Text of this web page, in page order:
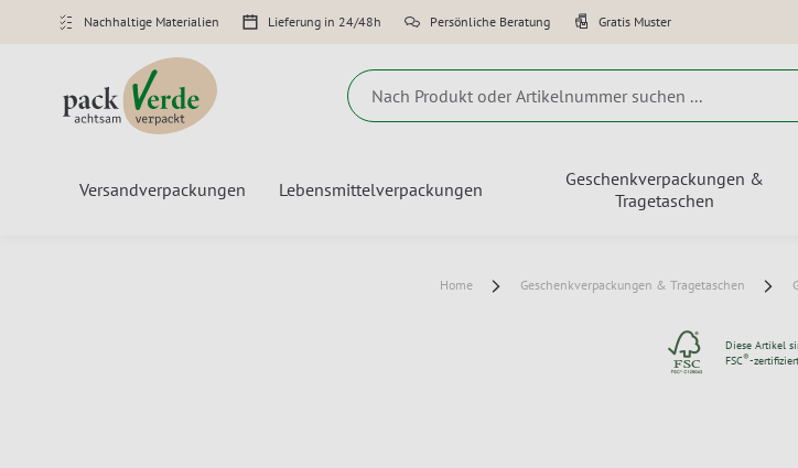
Nachhaltige Materialien Lieferung in 24/48h Persönliche Beratung Gratis Muster
Versandverpackungen Lebensmittelverpackungen
Geschenkverpackungen &
Tragetaschen
Home Geschenkverpackungen & Tragetaschen
Diese Artikel
FSC®-